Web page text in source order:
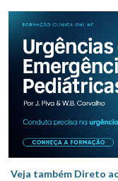
Veja também Direto